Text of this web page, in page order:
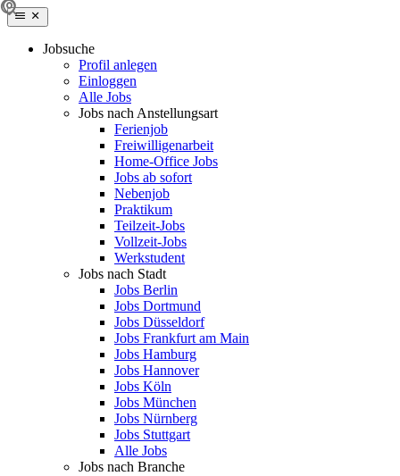
Jobsuche
Profil anlegen
Einloggen
Alle Jobs
Jobs nach Anstellungsart
Ferienjob
Freiwilligenarbeit
Home-Office Jobs
Jobs ab sofort
Nebenjob
Praktikum
Teilzeit-Jobs
Vollzeit-Jobs
Werkstudent
Jobs nach Stadt
Jobs Berlin
Jobs Dortmund
Jobs Düsseldorf
Jobs Frankfurt am Main
Jobs Hamburg
Jobs Hannover
Jobs Köln
Jobs München
Jobs Nürnberg
Jobs Stuttgart
Alle Jobs
Jobs nach Branche